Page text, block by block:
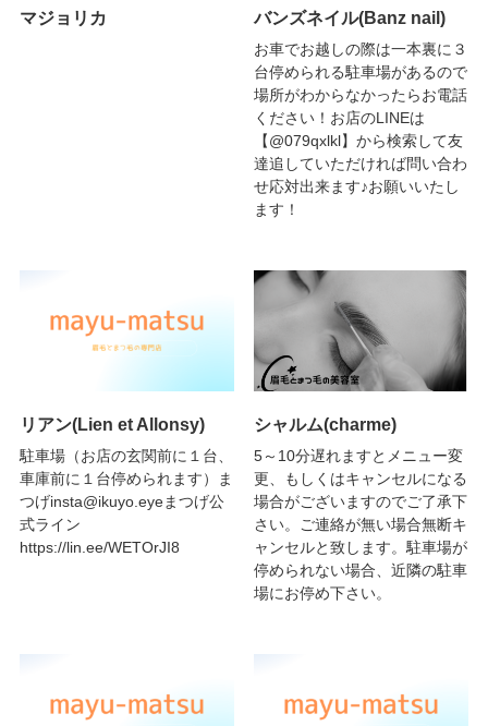
マジョリカ バンズネイル(Banz nail)
お車でお越しの際は一本裏に３
台停められる駐車場があるので
場所がわからなかったらお電話
ください！お店のLINEは
【@079qxlkl】から検索して友
達追していただければ問い合わ
せ応対出来ます♪お願いいたし
ます！
リアン(Lien et Allonsy)
駐車場（お店の玄関前に１台、
車庫前に１台停められます）ま
つげinsta@ikuyo.eyeまつげ公
式ライン
https://lin.ee/WETOrJI8
シャルム(charme)
5～10分遅れますとメニュー変
更、もしくはキャンセルになる
場合がございますのでご了承下
さい。ご連絡が無い場合無断キ
ャンセルと致します。駐車場が
停められない場合、近隣の駐車
場にお停め下さい。